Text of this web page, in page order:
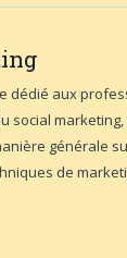
dédié aux
social
générale
de